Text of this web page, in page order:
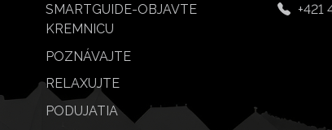
SMARTGUIDE-OBJAVTE
KREMNICU
POZNÁVAJTE
RELAXUJTE
PODUJATIA
+421